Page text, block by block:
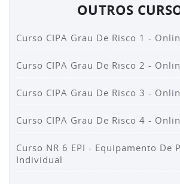
OUTROS
Curso CIPA Grau De Risco 1 -
Curso CIPA Grau De Risco 2 -
Curso CIPA Grau De Risco 3 -
Curso CIPA Grau De Risco 4 -
Curso NR 6 EPI - Equipamento De
Individual